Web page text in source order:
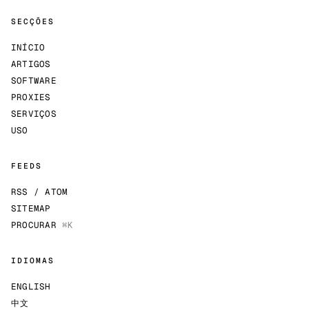
SECÇÕES
INÍCIO
ARTIGOS
SOFTWARE
PROXIES
SERVIÇOS
USO
FEEDS
RSS / ATOM
SITEMAP
PROCURAR⌘K
IDIOMAS
ENGLISH
中文